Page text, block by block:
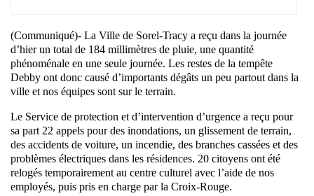
(Communiqué)- La Ville de Sorel-Tracy a reçu dans la journée
d’hier un total de 184 millimètres de pluie, une quantité
phénoménale en une seule journée. Les restes de la tempête
Debby ont donc causé d’importants dégâts un peu partout dans la
ville et nos équipes sont sur le terrain.
Le Service de protection et d’intervention d’urgence a reçu pour
sa part 22 appels pour des inondations, un glissement de terrain,
des accidents de voiture, un incendie, des branches cassées et des
problèmes électriques dans les résidences. 20 citoyens ont été
relogés temporairement au centre culturel avec l’aide de nos
employés, puis pris en charge par la Croix-Rouge.